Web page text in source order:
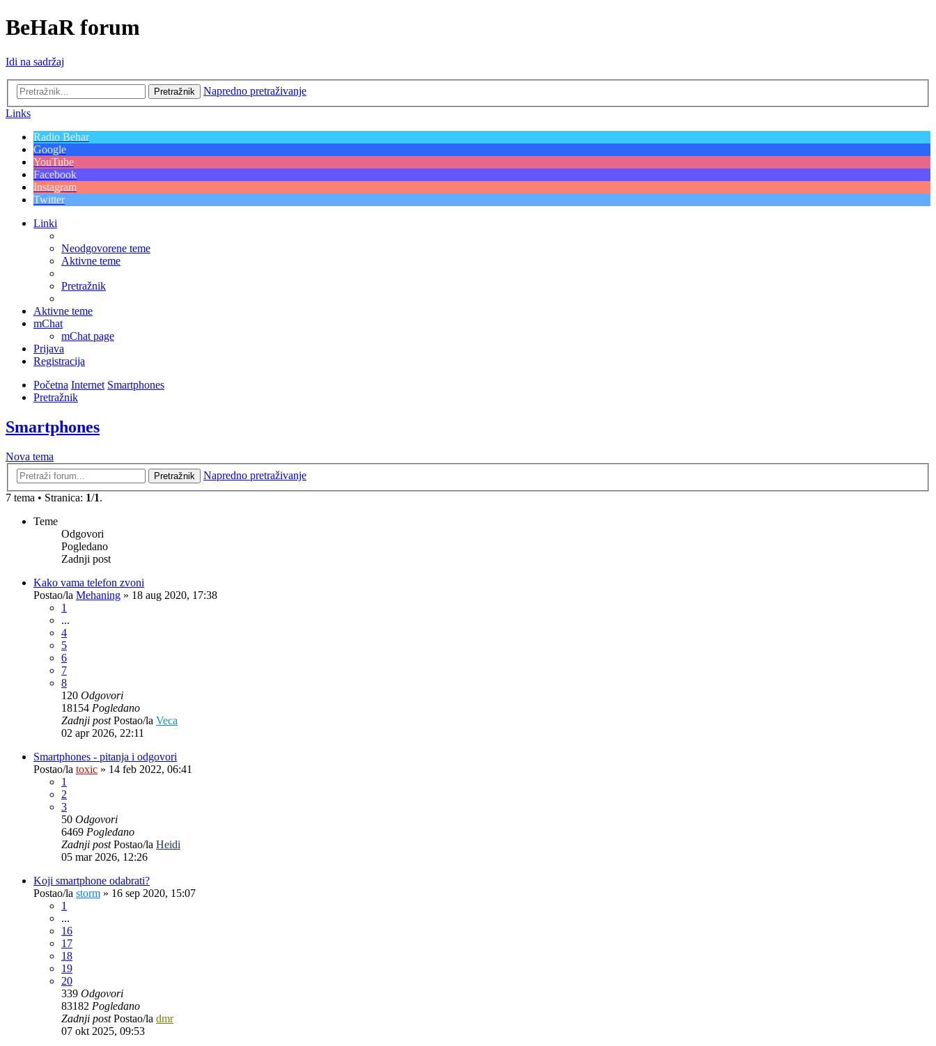
BeHaR forum
Idi na sadržaj
Pretražnik
Napredno pretraživanje
Links
Radio Behar
Google
YouTube
Facebook
Instagram
Twitter
Linki
Neodgovorene teme
Aktivne teme
Pretražnik
Aktivne teme
mChat
mChat page
Prijava
Registracija
Početna Internet Smartphones
Pretražnik
Smartphones
Nova tema
Pretražnik
Napredno pretraživanje
7 tema • Stranica: 1/1.
Teme
Odgovori
Pogledano
Zadnji post
Kako vama telefon zvoni
Postao/la Mehaning » 18 aug 2020, 17:38
1
...
4
5
6
7
8
120 Odgovori
18154 Pogledano
Zadnji postPostao/la Veca
02 apr 2026, 22:11
Smartphones - pitanja i odgovori
Postao/la toxic » 14 feb 2022, 06:41
1
2
3
50 Odgovori
6469 Pogledano
Zadnji postPostao/la Heidi
05 mar 2026, 12:26
Koji smartphone odabrati?
Postao/la storm » 16 sep 2020, 15:07
1
...
16
17
18
19
20
339 Odgovori
83182 Pogledano
Zadnji postPostao/la dmr
07 okt 2025, 09:53